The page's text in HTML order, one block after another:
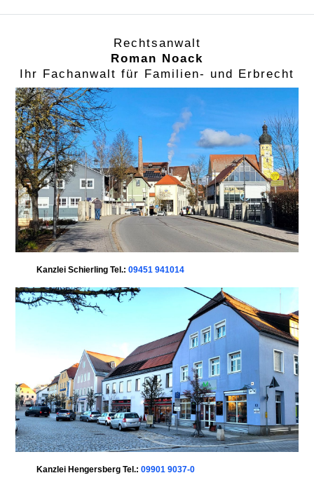
Rechtsanwalt
Roman Noack
Ihr Fachanwalt für Familien- und Erbrecht
Kanzlei Schierling Tel.:09451 941014
Kanzlei Hengersberg Tel.:09901 9037-0